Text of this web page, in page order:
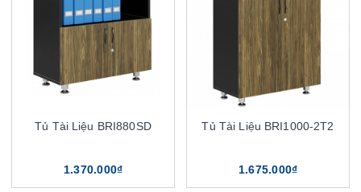
Tủ Tài Liệu BRI880SD
1.370.000₫
Tủ Tài Liệu BRI1000-2T2
1.675.000₫